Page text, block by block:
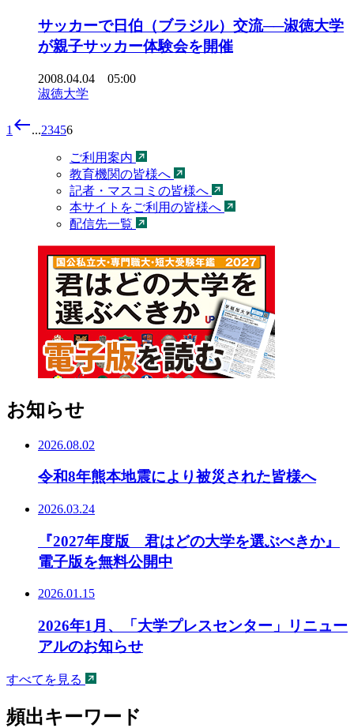
サッカーで日伯（ブラジル）交流──淑徳大学
が親子サッカー体験会を開催
2008.04.04 05:00
淑徳大学
1 west...23456
ご利用案内
教育機関の皆様へ
記者・マスコミの皆様へ
本サイトをご利用の皆様へ
配信先一覧
お知らせ
2026.08.02
令和8年熊本地震により被災された皆様へ
2026.03.24
『2027年度版 君はどの大学を選ぶべきか』
電子版を無料公開中
2026.01.15
2026年1月、「大学プレスセンター」リニュー
アルのお知らせ
すべてを見る
頻出キーワード